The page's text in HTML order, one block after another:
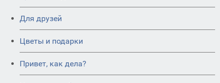
Для друзей
Цветы и подарки
Привет, как дела?